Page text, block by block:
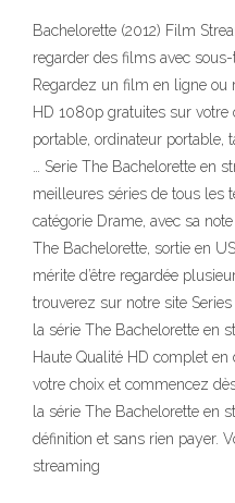
Bachelorette (2012) Film
regarder des films avec
Regardez un film en ligne
HD 1080p gratuites sur votre
portable, ordinateur portable,
… Serie The Bachelorette en
meilleures séries de tous les
catégorie Drame, avec sa
The Bachelorette, sortie en
mérite d’être regardée
trouverez sur notre site
la série The Bachelorette en
Haute Qualité HD complet en
votre choix et commencez
la série The Bachelorette en
définition et sans rien payer.
streaming